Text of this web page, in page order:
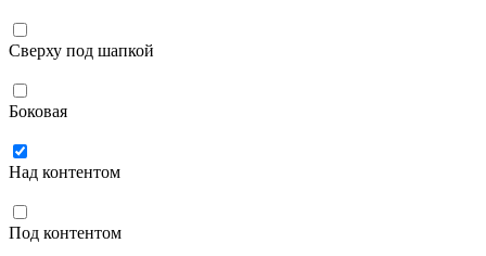
Сверху под шапкой
Боковая
Над контентом
Под контентом